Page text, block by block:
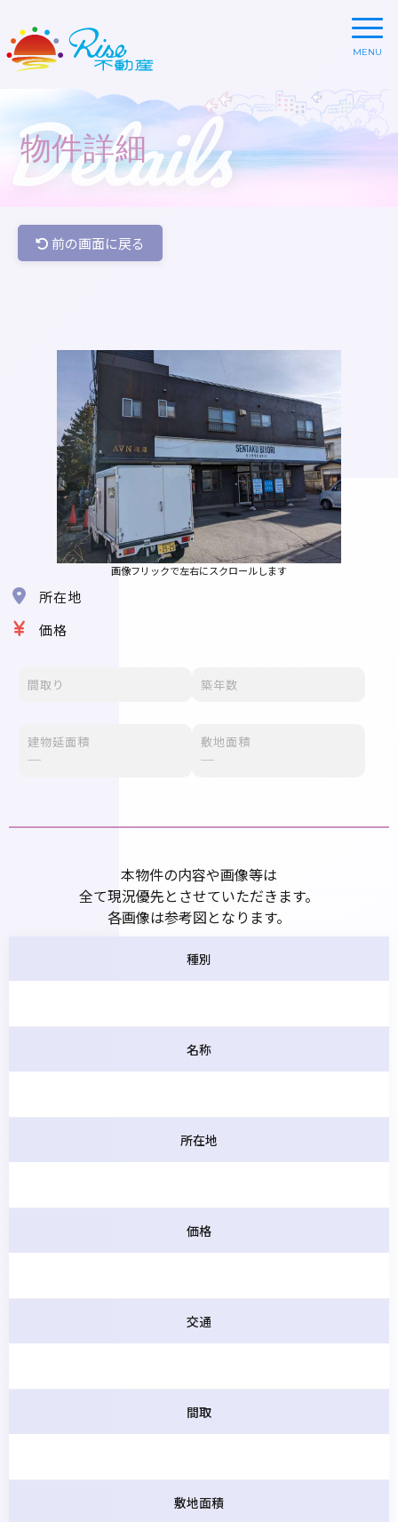
物件詳細
Details
前の画面に戻る
所在地
価格
間取り 築年数
建物延面積
─
敷地面積
─
画像フリックで左右にスクロールします
本物件の内容や画像等は
全て現況優先とさせていただきます。
各画像は参考図となります。
種別
名称
所在地
価格
交通
間取
敷地面積